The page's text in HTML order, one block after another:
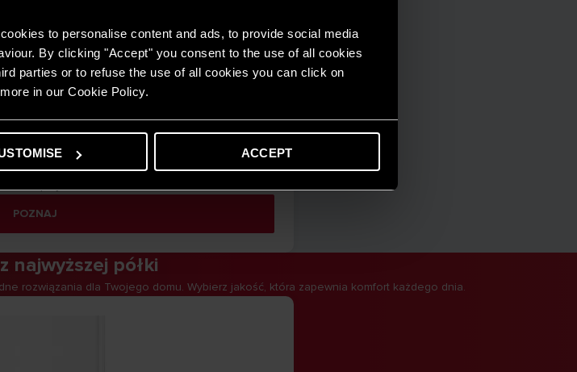
to personalise content and ads, to provide social media
By clicking "Accept" you consent to the use of all cookies
parties or to refuse the use of all cookies you can click on
in our Cookie Policy.
ACCEPT
W Ariston wspieramy Cię w wyborze
środowisku rozwiązań. Postaw na komfort i
POZNAJ
najwyższej półki
rozwiązania dla Twojego domu. Wybierz jakość, która zapewnia komfort każdego dnia.